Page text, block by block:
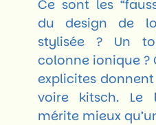
Ce sont les
du design de
stylisée ? Un
colonne ionique ?
explicites
voire kitsch. Le
mérite mieux